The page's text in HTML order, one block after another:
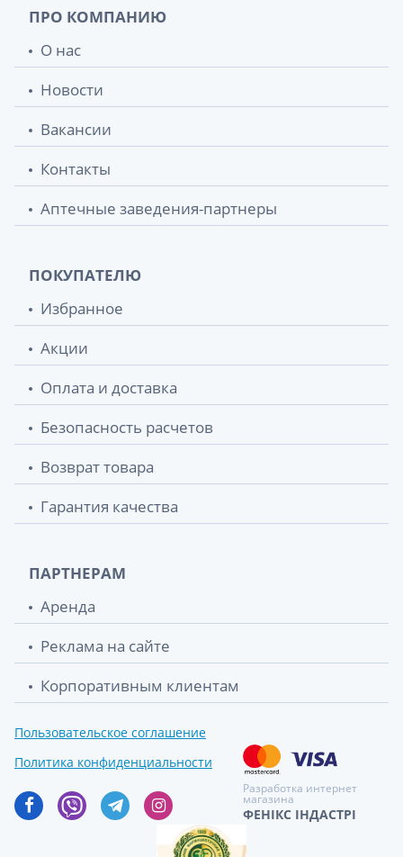
cnb69012 pink компрессорный
Тонометр Longevita (Лонгевита) bp-102
автомат
1 133.80 грн.
Тонометр Longevita (Лонгевита) bp-1303
автомат
Тонометр Longevita (Лонгевита) bp-1307
автомат
1 213 грн.
автомат
Тонометр Longevita (Лонгевита) bp-103
автомат
Ингалятор Longevita (Лонгевита)
cnb69012 blue компрессорный
1 455.20 грн.
Тонометр Longevita (Лонгевита) bp-1304
автомат
ПРО КОМПАНИЮ
О нас
Новости
Вакансии
Контакты
Аптечные заведения-партнеры
ПОКУПАТЕЛЮ
Избранное
Акции
Оплата и доставка
Безопасность расчетов
Возврат товара
Гарантия качества
ПАРТНЕРАМ
Аренда
Реклама на сайте
Корпоративным клиентам
Пользовательское соглашение
Политика конфиденциальности
Разработка интернет
магазина
ФЕНІКС ІНДАСТРІ